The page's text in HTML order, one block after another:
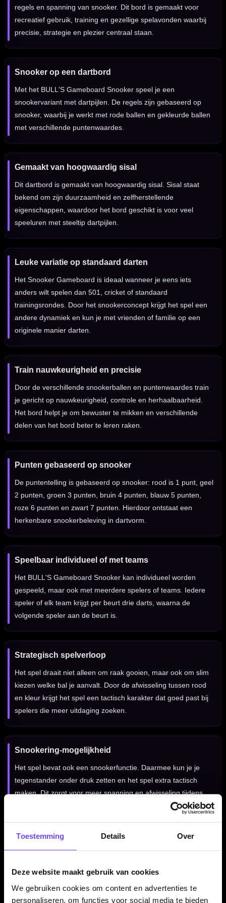
Toestemming Details Over
Deze website maakt gebruik van cookies
We gebruiken cookies om content en advertenties te
personaliseren, om functies voor social media te bieden
regels en spanning van snooker. Dit bord is gemaakt voor
recreatief gebruik, training en gezellige spelavonden waarbij
precisie, strategie en plezier centraal staan.
Snooker op een dartbord
Met het BULL'S Gameboard Snooker speel je een
snookervariant met dartpijlen. De regels zijn gebaseerd op
snooker, waarbij je werkt met rode ballen en gekleurde ballen
met verschillende puntenwaardes.
Gemaakt van hoogwaardig sisal
Dit dartbord is gemaakt van hoogwaardig sisal. Sisal staat
bekend om zijn duurzaamheid en zelfherstellende
eigenschappen, waardoor het bord geschikt is voor veel
speeluren met steeltip dartpijlen.
Leuke variatie op standaard darten
Het Snooker Gameboard is ideaal wanneer je eens iets
anders wilt spelen dan 501, cricket of standaard
trainingsrondes. Door het snookerconcept krijgt het spel een
andere dynamiek en kun je met vrienden of familie op een
originele manier darten.
Train nauwkeurigheid en precisie
Door de verschillende snookerballen en puntenwaardes train
je gericht op nauwkeurigheid, controle en herhaalbaarheid.
Het bord helpt je om bewuster te mikken en verschillende
delen van het bord beter te leren raken.
Punten gebaseerd op snooker
De puntentelling is gebaseerd op snooker: rood is 1 punt, geel
2 punten, groen 3 punten, bruin 4 punten, blauw 5 punten,
roze 6 punten en zwart 7 punten. Hierdoor ontstaat een
herkenbare snookerbeleving in dartvorm.
Speelbaar individueel of met teams
Het BULL'S Gameboard Snooker kan individueel worden
gespeeld, maar ook met meerdere spelers of teams. Iedere
speler of elk team krijgt per beurt drie darts, waarna de
volgende speler aan de beurt is.
Strategisch spelverloop
Het spel draait niet alleen om raak gooien, maar ook om slim
kiezen welke bal je aanvalt. Door de afwisseling tussen rood
en kleur krijgt het spel een tactisch karakter dat goed past bij
spelers die meer uitdaging zoeken.
Snookering-mogelijkheid
Het spel bevat ook een snookerfunctie. Daarmee kun je je
tegenstander onder druk zetten en het spel extra tactisch
maken. Dit zorgt voor meer spanning en afwisseling tijdens
Snooker Gameboard-spel. Daardoor kun je snel starten en
hoef je niet eerst zelf spelregels te bedenken voordat je kunt
spelen.